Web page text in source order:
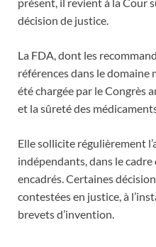
décision de justice.
La FDA, dont les
références dans le domaine
été chargée par le Congrès
et la sûreté des
Elle sollicite régulièrement
indépendants, dans le
encadrés. Certaines
contestées en justice, à
brevets d’invention.